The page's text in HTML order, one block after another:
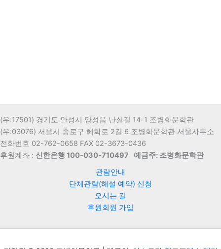
(우:17501) 경기도 안성시 양성읍 난실길 14-1 조병화문학관
(우:03076) 서울시 종로구 혜화로 2길 6 조병화문학관 서울사무소
전화번호 02-762-0658 FAX 02-3673-0436
후원계좌 : 신한은행 100-030-710497
예금주: 조병화문학관
관람안내
단체관람(해설 예약) 신청
오시는 길
후원회원 가입